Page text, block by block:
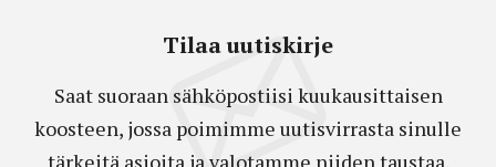
Tilaa uutiskirje
Saat suoraan sähköpostiisi kuukausittaisen
koosteen, jossa poimimme uutisvirrasta sinulle
tärkeitä asioita ja valotamme niiden taustaa.